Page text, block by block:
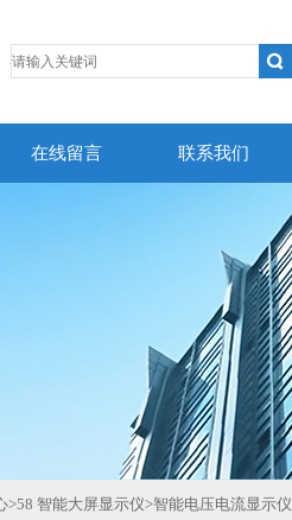
在线留言 联系我们
>58 智能大屏显示仪>智能电压电流显示仪